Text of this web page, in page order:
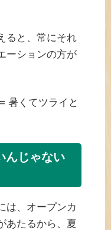
ると、常にそれ
ーションの方が
暑くてツライと
んじゃない
は、オープンカ
あたるから、夏